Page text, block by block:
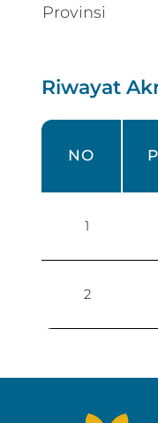
Provinsi
Riwayat
NO
1
2